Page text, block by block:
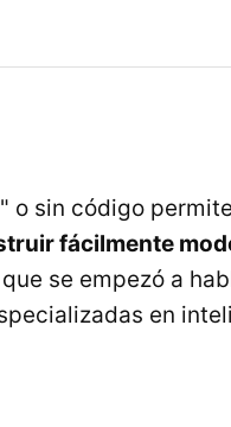
o sin código
fácilmente
se empezó a
en